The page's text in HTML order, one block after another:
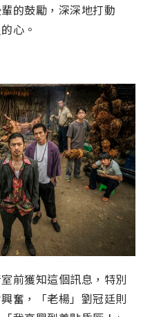
的鼓勵，深深地打動
心。
前獲知這個訊息，特別
奮，「老楊」劉冠廷則